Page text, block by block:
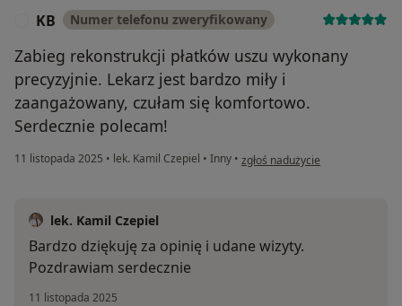
KB Numer telefonu zweryfikowany
Zabieg rekonstrukcji płatków uszu wykonany
precyzyjnie. Lekarz jest bardzo miły i
zaangażowany, czułam się komfortowo.
Serdecznie polecam!
11 listopada 2025 • lek. Kamil Czepiel • Inny • w opinii użytkownika KB
zgłoś nadużycie
lek. Kamil Czepiel
Bardzo dziękuję za opinię i udane wizyty.
Pozdrawiam serdecznie
11 listopada 2025